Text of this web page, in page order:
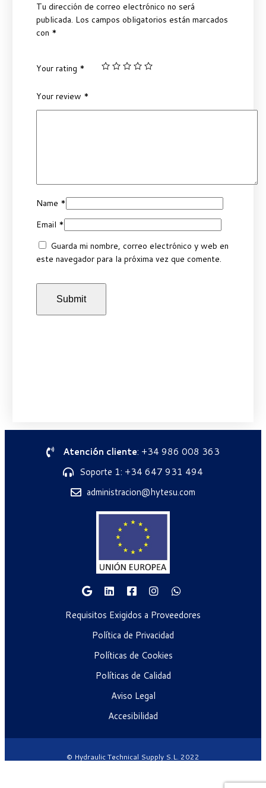
Tu dirección de correo electrónico no será
publicada. Los campos obligatorios están marcados
con *
Your rating *
Your review *
Name *
Email *
Guarda mi nombre, correo electrónico y web en
este navegador para la próxima vez que comente.
Atención cliente: +34 986 008 363
Soporte 1: +34 647 931 494
administracion@hytesu.com
Requisitos Exigidos a Proveedores
Política de Privacidad
Políticas de Cookies
Políticas de Calidad
Aviso Legal
Accesibilidad
© Hydraulic Technical Supply S.L. 2022